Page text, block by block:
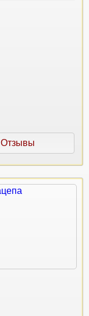
Отзывы